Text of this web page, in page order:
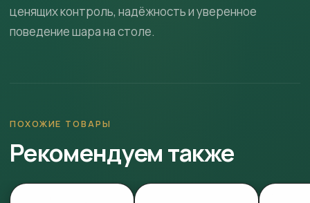
ценящих контроль, надёжность и уверенное
поведение шара на столе.
ПОХОЖИЕ ТОВАРЫ
Рекомендуем также